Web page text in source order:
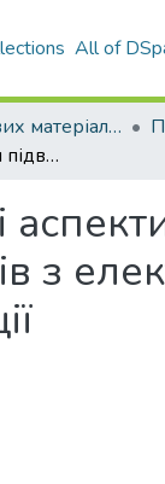
All of
Архів наукових матеріалів
Методичні аспекти підвищення точності обліку природного газу лічильників з електронними пристроями температурної компенсації
з